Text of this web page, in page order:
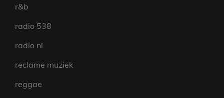
r&b
radio 538
radio nl
reclame muziek
reggae